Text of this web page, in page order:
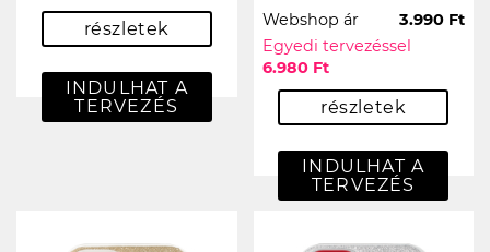
részletek
INDULHAT A
TERVEZÉS
Webshop ár
3.990 Ft
Egyedi tervezéssel
6.980 Ft
részletek
INDULHAT A
TERVEZÉS